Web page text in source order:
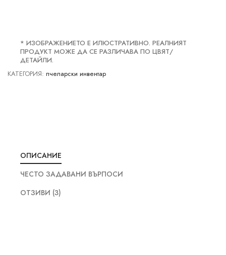
* ИЗОБРАЖЕНИЕТО Е ИЛЮСТРАТИВНО. РЕАЛНИЯТ
ПРОДУКТ МОЖЕ ДА СЕ РАЗЛИЧАВА ПО ЦВЯТ/
ДЕТАЙЛИ.
КАТЕГОРИЯ: пчеларски инвентар
ОПИСАНИЕ
ЧЕСТО ЗАДАВАНИ ВЪРПОСИ
ОТЗИВИ (3)